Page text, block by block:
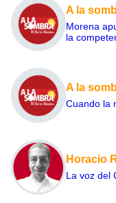
A la
Morena
la
A la
Cuando la
Horacio
La voz del